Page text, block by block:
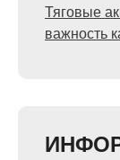
Тяговые
важность